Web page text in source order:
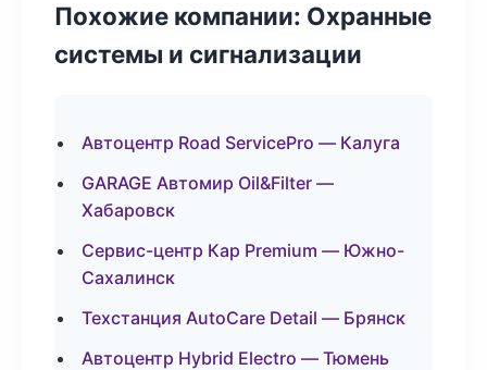
Похожие компании: Охранные
системы и сигнализации
Автоцентр Road ServicePro — Калуга
GARAGE Автомир Oil&Filter —
Хабаровск
Сервис-центр Кар Premium — Южно-
Сахалинск
Техстанция AutoCare Detail — Брянск
Автоцентр Hybrid Electro — Тюмень